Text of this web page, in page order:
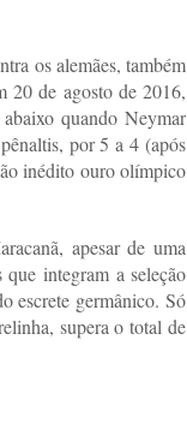
os alemães, também
20 de agosto de 2016,
quando Neymar
por 5 a 4 (após
inédito ouro olímpico
apesar de uma
integram a seleção
escrete germânico. Só
supera o total de